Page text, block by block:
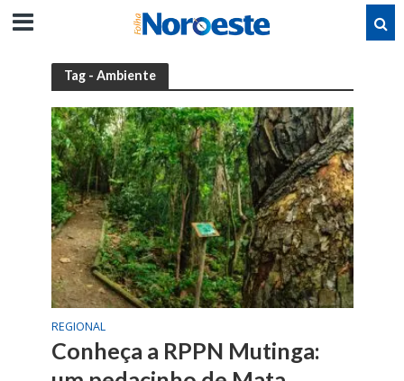
Tag - Ambiente
REGIONAL
Conheça a RPPN Mutinga: